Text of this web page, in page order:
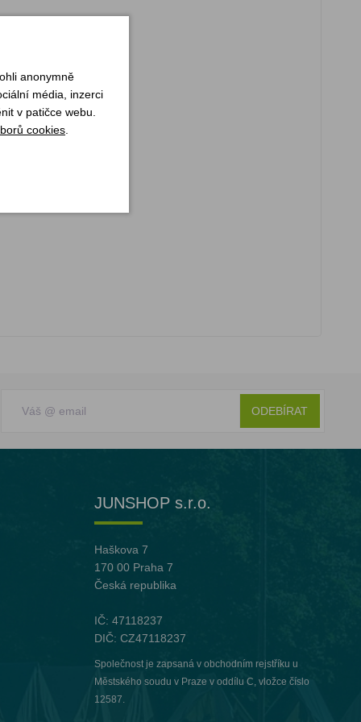
ODEBÍRAT
JUNSHOP s.r.o.
Haškova 7
170 00 Praha 7
Česká republika
IČ: 47118237
DIČ: CZ47118237
Společnost je zapsaná v obchodním rejstříku u
Městského soudu v Praze v oddílu C, vložce číslo
12587.
anonymně
média, inzerci
v patičce webu.
cookies